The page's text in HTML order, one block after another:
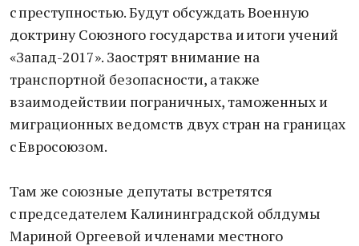
с преступностью. Будут обсуждать Военную
доктрину Союзного государства и итоги учений
«Запад-2017». Заострят внимание на
транспортной безопасности, а также
взаимодействии пограничных, таможенных и
миграционных ведомств двух стран на границах
с Евросоюзом.
Там же союзные депутаты встретятся
с председателем Калининградской облдумы
Мариной Оргеевой и членами местного